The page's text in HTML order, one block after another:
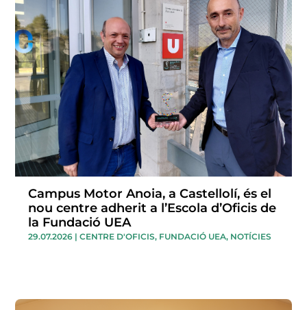
Campus Motor Anoia, a Castellolí, és el
nou centre adherit a l’Escola d’Oficis de
la Fundació UEA
29.07.2026 |CENTRE D'OFICIS, FUNDACIÓ UEA, NOTÍCIES